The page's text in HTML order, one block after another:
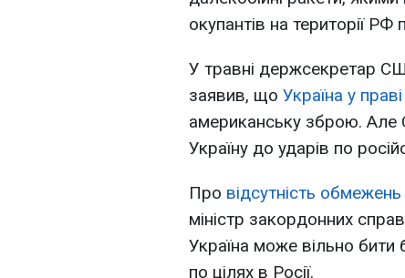
окупантів на території
У травні держсекретар
заявив, що Україна у
американську зброю.
Україну до ударів по
Про відсутність
міністр закордонних
Україна може вільно
по цілях в Росії.